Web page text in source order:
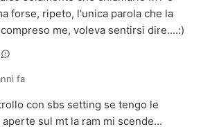
forse, ripeto, l'unica parola che la
me, voleva sentirsi dire....:)
fa
con sbs setting se tengo le
sul mt la ram mi scende...